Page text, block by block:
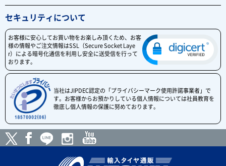
セキュリティについて
お客様に安心してお買い物をお楽しみ頂くため、お客
様の情報やご注文情報はSSL（Secure Socket Laye
r）による暗号化通信を利用し安全に送受信を行って
おります。
当社はJIPDEC認定の「プライバシーマーク使用許諾事業者」で
す。お客様からお預かりしている個人情報については社員教育を
徹底し個人情報の保護に努めております。